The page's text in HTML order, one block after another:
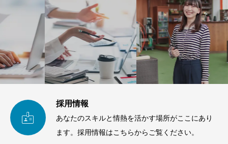

採用情報
あなたのスキルと情熱を活かす場所がここにあり
ます。採用情報はこちらからご覧ください。